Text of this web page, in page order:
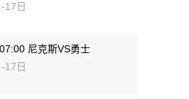
17日
尼克斯VS勇士
17日